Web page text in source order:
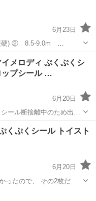
6月23日
硬) ② 8.5-9.0m
10.0m (DIA FLUSH硬
メロディ ぷくぷくシ
ップシール …
6月20日
ール断捨離中のため出品
体差など見られる場合が
くぷくシール トイスト
6月20日
ったので、 その2枚だけ